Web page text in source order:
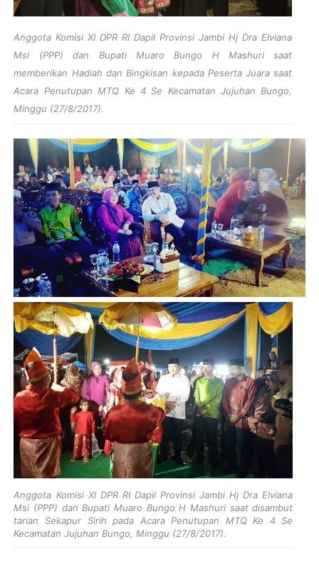
Anggota Komisi XI DPR RI Dapil Provinsi Jambi Hj Dra Elviana
Msi (PPP) dan Bupati Muaro Bungo H Mashuri saat
memberikan Hadiah dan Bingkisan kepada Peserta Juara saat
Acara Penutupan MTQ Ke 4 Se Kecamatan Jujuhan Bungo,
Minggu (27/8/2017).
Anggota Komisi XI DPR RI Dapil Provinsi Jambi Hj Dra Elviana
Msi (PPP) dan Bupati Muaro Bungo H Mashuri saat disambut
tarian Sekapur Sirih pada Acara Penutupan MTQ Ke 4 Se
Kecamatan Jujuhan Bungo, Minggu (27/8/2017).